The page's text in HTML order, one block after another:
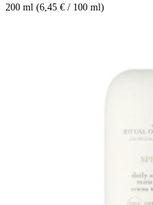
200 ml (6,45 € / 100 ml)